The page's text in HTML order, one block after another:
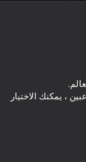
، يمكنك الاختيار